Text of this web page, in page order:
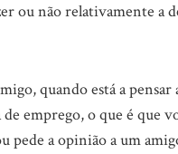
ou não relativamente a
quando está a pensar
emprego, o que é que
pede a opinião a um